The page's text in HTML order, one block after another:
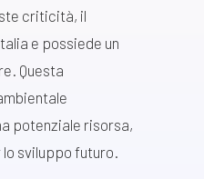
criticità, il
e possiede un
Questa
potenziale risorsa,
sviluppo futuro.